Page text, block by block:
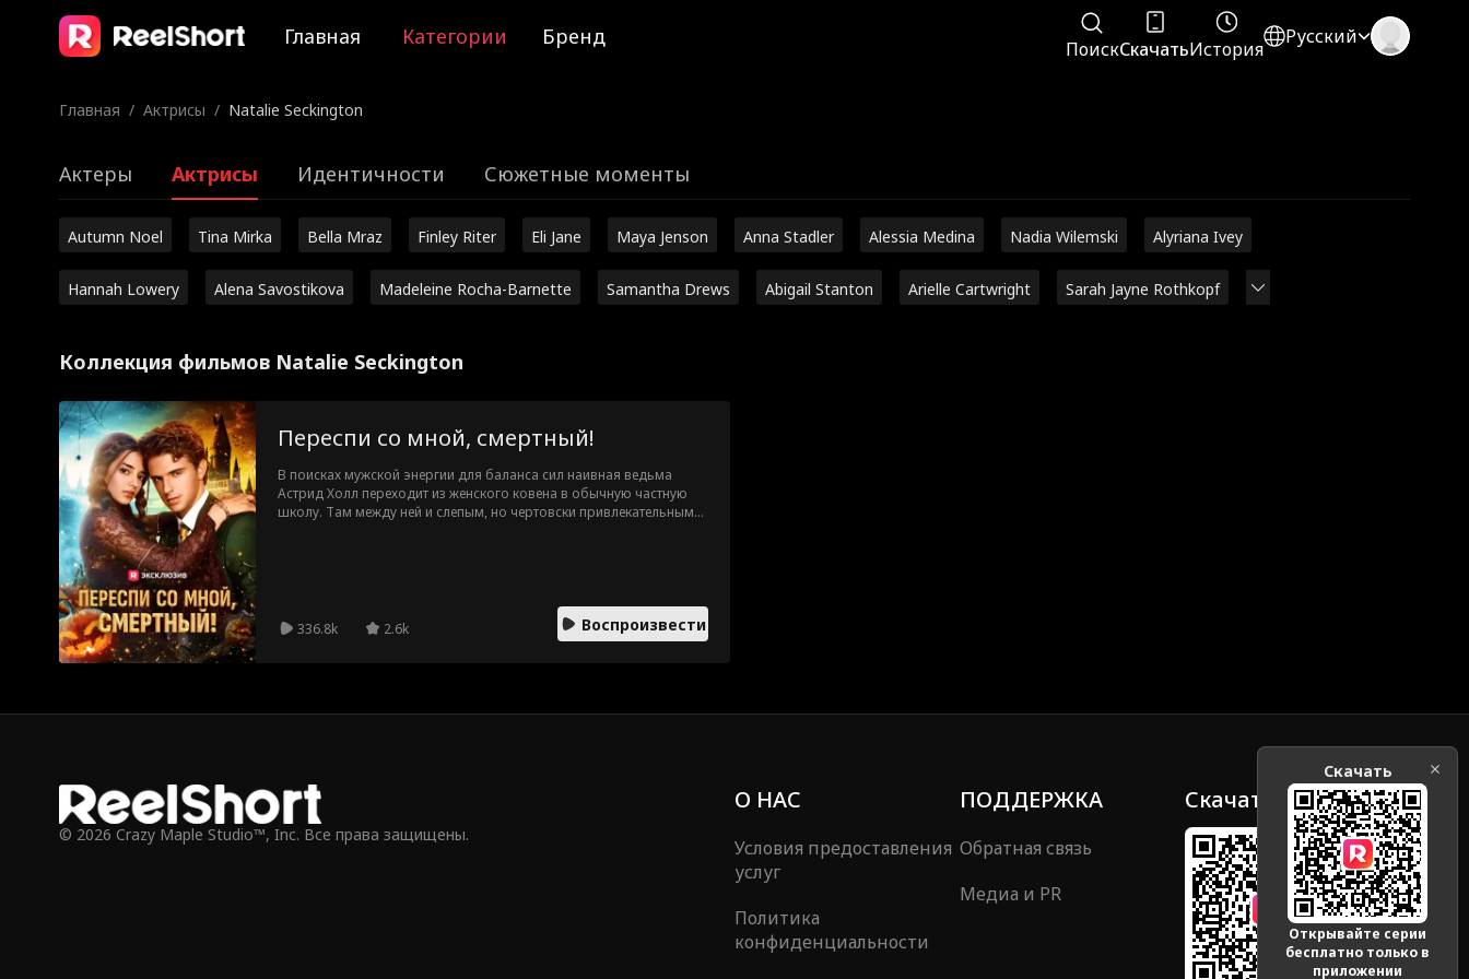
Главная Категории Бренд ПоискСкачатьИстория
Русский
Главная / Актрисы / Natalie Seckington
Актеры Актрисы Идентичности Сюжетные моменты
Autumn Noel Tina Mirka Bella Mraz Finley Riter Eli Jane Maya Jenson Anna Stadler Alessia Medina Nadia Wilemski Alyriana Ivey
Hannah Lowery Alena Savostikova Madeleine Rocha-Barnette Samantha Drews Abigail Stanton Arielle Cartwright Sarah Jayne Rothkopf
Коллекция фильмов Natalie Seckington
Переспи со мной, смертный!
В поисках мужской энергии для баланса сил наивная ведьма
Астрид Холл переходит из женского ковена в обычную частную
школу. Там между ней и слепым, но чертовски привлекательным
336.8k
2.6k Воспроизвести
© 2026 Crazy Maple Studio™, Inc. Все права защищены.
О НАС
Условия предоставления
услуг
Политика
конфиденциальности
ПОДДЕРЖКА
Обратная связь
Медиа и PR
Скачать
Скачать
Открывайте серии
бесплатно только в
приложении